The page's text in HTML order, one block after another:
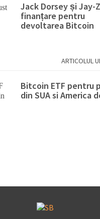
Jack Dorsey și Jay-
finanțare pentru
devoltarea Bitcoin
ARTICOLUL
Bitcoin ETF pentru
din SUA si America